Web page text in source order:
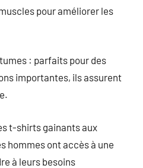
pour améliorer les
: parfaits pour des
importantes, ils assurent
t-shirts gainants aux
hommes ont accès à une
à leurs besoins